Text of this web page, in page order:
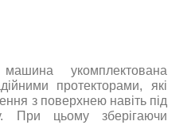
укомплектована
протекторами, які
з поверхнею навіть під
При цьому зберігаючи